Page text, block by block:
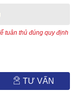
tuân thủ đúng quy định
TƯ VẤN